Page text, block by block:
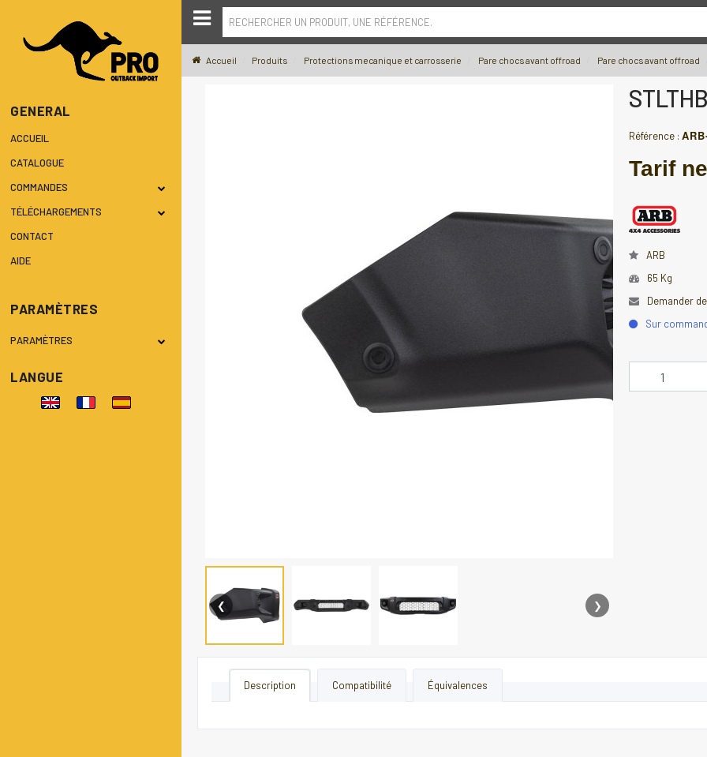
GENERAL
ACCUEIL
CATALOGUE
COMMANDES
TÉLÉCHARGEMENTS
CONTACT
AIDE
PARAMÈTRES
PARAMÈTRES
LANGUE
RECHERCHER UN PRODUIT, UNE RÉFÉRENCE.
Accueil Produits Protections mecanique et carrosserie Pare chocs avant offroad Pare chocs avant offroad
❮ ❯
Référence :
Tarif
ARB
65 Kg
Demander
Sur
Description Compatibilité Équivalences